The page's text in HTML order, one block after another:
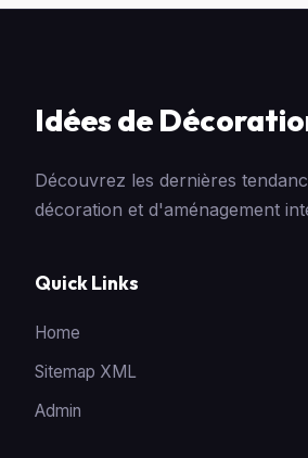
Idées de
Découvrez les dernières
décoration et d'aménagement
Quick Links
Home
Sitemap XML
Admin